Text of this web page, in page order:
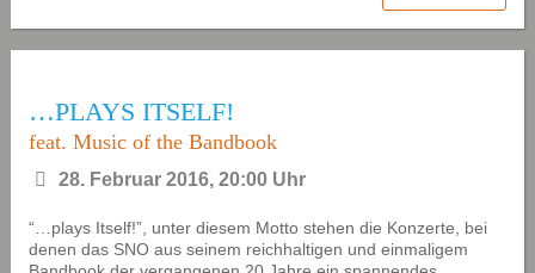
…PLAYS ITSELF!
feat. Music of the Bandbook
28. Februar 2016, 20:00 Uhr
“…plays Itself!”, unter diesem Motto stehen die Konzerte, bei
denen das SNO aus seinem reichhaltigen und einmaligem